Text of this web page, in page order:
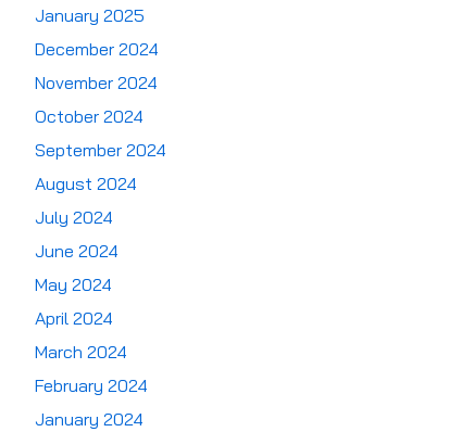
January 2025
December 2024
November 2024
October 2024
September 2024
August 2024
July 2024
June 2024
May 2024
April 2024
March 2024
February 2024
January 2024